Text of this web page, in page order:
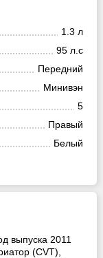
1.3 л
95 л.с
Передний
Минивэн
5
Правый
Белый
выпуска 2011
(CVT),